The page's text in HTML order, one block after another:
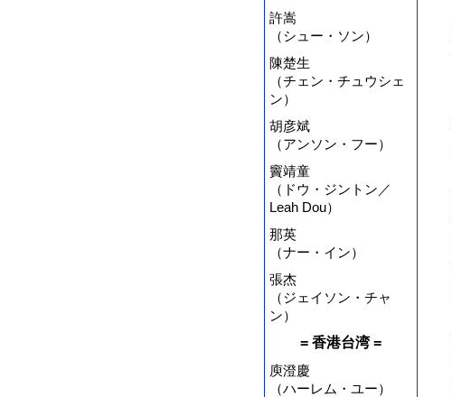
許嵩
（シュー・ソン）
陳楚生
（チェン・チュウシェ
ン）
胡彦斌
（アンソン・フー）
竇靖童
（ドウ・ジントン／
Leah Dou）
那英
（ナー・イン）
張杰
（ジェイソン・チャ
ン）
= 香港台湾 =
庾澄慶
（ハーレム・ユー）